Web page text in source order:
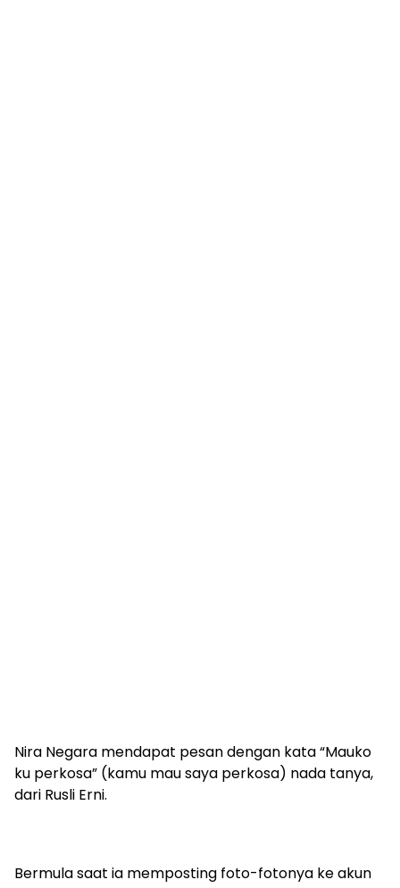
Nira Negara mendapat pesan dengan kata “Mauko
ku perkosa” (kamu mau saya perkosa) nada tanya,
dari Rusli Erni.
Bermula saat ia memposting foto-fotonya ke akun